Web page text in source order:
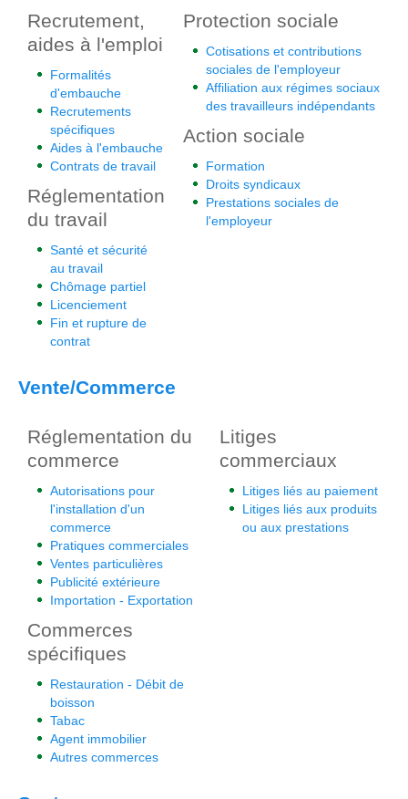
Recrutement,
aides à l'emploi
Formalités
d'embauche
Recrutements
spécifiques
Aides à l'embauche
Contrats de travail
Réglementation
du travail
Santé et sécurité
au travail
Chômage partiel
Licenciement
Fin et rupture de
contrat
Protection sociale
Cotisations et contributions
sociales de l'employeur
Affiliation aux régimes sociaux
des travailleurs indépendants
Action sociale
Formation
Droits syndicaux
Prestations sociales de
l'employeur
Vente/Commerce
Réglementation du
commerce
Autorisations pour
l'installation d'un
commerce
Pratiques commerciales
Ventes particulières
Publicité extérieure
Importation - Exportation
Commerces
spécifiques
Restauration - Débit de
boisson
Tabac
Agent immobilier
Autres commerces
Litiges
commerciaux
Litiges liés au paiement
Litiges liés aux produits
ou aux prestations